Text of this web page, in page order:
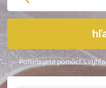
Potrebujete pomôcť s